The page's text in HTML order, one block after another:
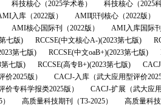
科技核心（2025学术卷）
科技核心（2025
入库（2022版）
AMI职刊核心（2022版）
AMI核心国际刊（2022版）
AMI入库国际
七版)
RCCSE(中文核心A-)(2023第七版)
第七版)
RCCSE(中文oaB+)(2023第七版)
第七版)
RCCSE(高专B+)(2023第七版)
2025版）
CACJ-入库（武大应用型评价
专科学报类2025版）
CACJ-扩展（武大应
高质量科技期刊（T3-2025）
高质量科